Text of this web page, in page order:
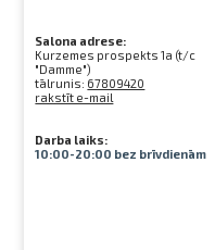
Salona adrese:
Kurzemes prospekts 1a (t/c
"Damme")
tālrunis: 67809420
rakstīt e-mail
Darba laiks:
10:00-20:00 bez brīvdienām